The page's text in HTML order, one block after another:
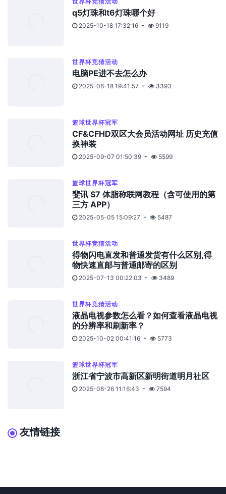
q5灯珠和t6灯珠哪个好
2025-10-18 17:32:16 9119
世界杯竞猜活动
电脑PE进不去怎么办
2025-06-18 19:41:57 3393
篮球世界杯冠军
CF&CFHD双区大会员活动网址 历史充值
换神装
2025-09-07 01:50:39 5599
篮球世界杯冠军
斐讯 S7 体脂称联网教程（含可使用的第
三方 APP）
2025-05-05 15:09:27 5487
世界杯竞猜活动
得物闪电直发和普通发货有什么区别,得
物快速直邮与普通邮寄的区别
2025-07-13 00:22:03 3489
世界杯竞猜活动
液晶电视参数怎么看？如何查看液晶电视
的分辨率和刷新率？
2025-10-02 00:41:16 5773
篮球世界杯冠军
浙江省宁波市高新区新明街道明月社区
2025-08-26 11:16:43 7594
友情链接